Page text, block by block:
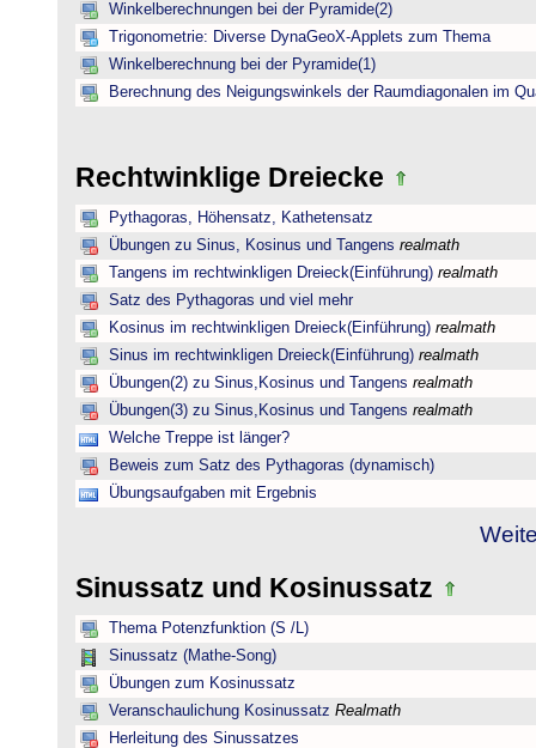
Winkelberechnungen bei der Pyramide(2)
Trigonometrie: Diverse DynaGeoX-Applets zum Thema
Winkelberechnung bei der Pyramide(1)
Berechnung des Neigungswinkels der Raumdiagonalen im
Rechtwinklige Dreiecke
Pythagoras, Höhensatz, Kathetensatz
Übungen zu Sinus, Kosinus und Tangens realmath
Tangens im rechtwinkligen Dreieck(Einführung) realmath
Satz des Pythagoras und viel mehr
Kosinus im rechtwinkligen Dreieck(Einführung) realmath
Sinus im rechtwinkligen Dreieck(Einführung) realmath
Übungen(2) zu Sinus,Kosinus und Tangens realmath
Übungen(3) zu Sinus,Kosinus und Tangens realmath
Welche Treppe ist länger?
Beweis zum Satz des Pythagoras (dynamisch)
Übungsaufgaben mit Ergebnis
Sinussatz und Kosinussatz
Thema Potenzfunktion (S /L)
Sinussatz (Mathe-Song)
Übungen zum Kosinussatz
Veranschaulichung Kosinussatz Realmath
Herleitung des Sinussatzes